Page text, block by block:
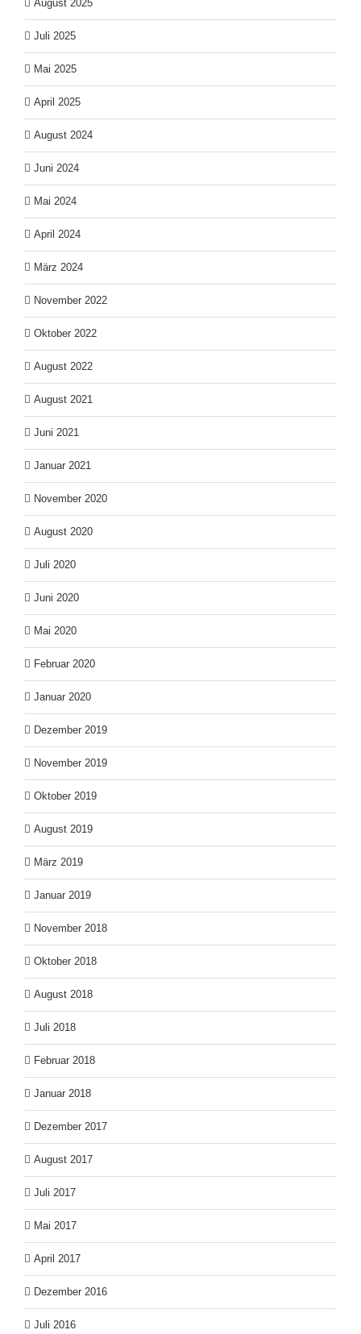
August 2025
Juli 2025
Mai 2025
April 2025
August 2024
Juni 2024
Mai 2024
April 2024
März 2024
November 2022
Oktober 2022
August 2022
August 2021
Juni 2021
Januar 2021
November 2020
August 2020
Juli 2020
Juni 2020
Mai 2020
Februar 2020
Januar 2020
Dezember 2019
November 2019
Oktober 2019
August 2019
März 2019
Januar 2019
November 2018
Oktober 2018
August 2018
Juli 2018
Februar 2018
Januar 2018
Dezember 2017
August 2017
Juli 2017
Mai 2017
April 2017
Dezember 2016
Juli 2016